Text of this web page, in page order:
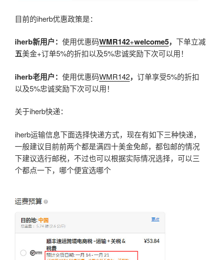
目前的iherb优惠政策是：
iherb新用户： 使用优惠码WMR142+welcome5， 下单立减
五美金+订单5%的折扣以及5%忠诚奖励下次可以用！
iherb老用户： 使用优惠码WMR142， 订单享受5%的折扣
以及5%忠诚奖励下次可以用！
关于iherb快递：
iherb运输信息下面选择快递方式，现在有如下三种快递，
一般建议目前前两个都是满四十美金免邮，都包邮的情况
下建议选行邮税，不过也可以根据实际情况选择，可以三
个都点一下，哪个便宜选哪个